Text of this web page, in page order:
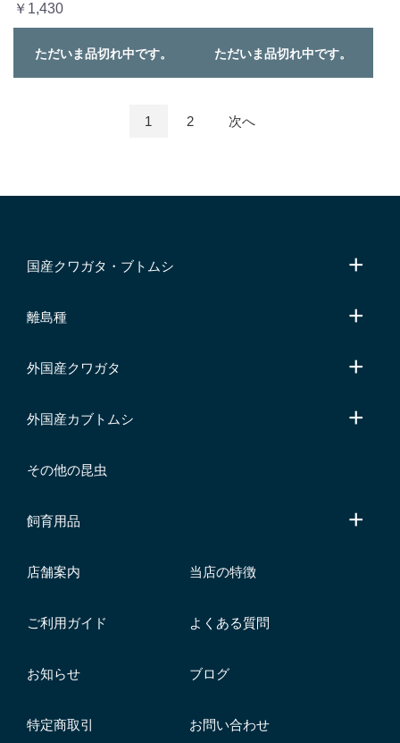
￥1,430
ただいま品切れ中です。 ただいま品切れ中です。
1 2 次へ
国産クワガタ・ブトムシ
離島種
外国産クワガタ
外国産カブトムシ
その他の昆虫
飼育用品
店舗案内 当店の特徴
ご利用ガイド よくある質問
お知らせ ブログ
特定商取引 お問い合わせ